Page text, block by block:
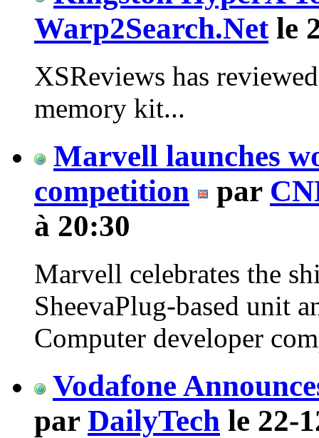
Warp2Search.Netle
XSReviews has
memory kit...
Marvell launches
competition
par
à 20:30
Marvell celebrates the
SheevaPlug-based unit
Computer developer
Vodafone
par DailyTech le 22-